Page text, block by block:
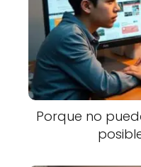
Porque no